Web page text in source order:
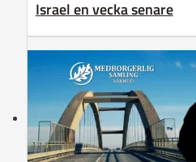
Israel en vecka senare